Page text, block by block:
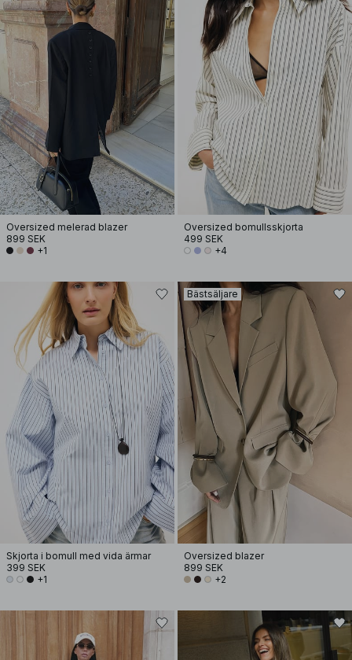
Oversized melerad blazer
899 SEK
+1
Oversized bomullsskjorta
499 SEK
+4
Skjorta i bomull med vida ärmar
399 SEK
+1
Bästsäljare
Oversized blazer
899 SEK
+2